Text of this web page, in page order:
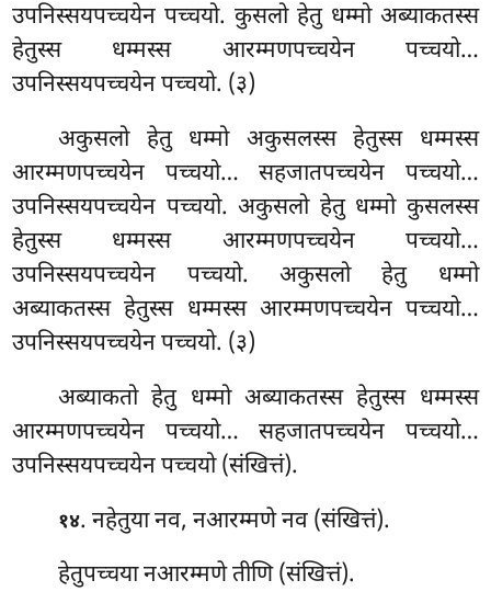
उपनिस्सयपच्चयेन पच्चयो. कुसलो हेतु धम्मो अब्याकतस्स
हेतुस्स धम्मस्स आरम्मणपच्चयेन पच्चयो…
उपनिस्सयपच्चयेन पच्चयो. (३)
अकुसलो हेतु धम्मो अकुसलस्स हेतुस्स धम्मस्स
आरम्मणपच्चयेन पच्चयो… सहजातपच्चयेन पच्चयो…
उपनिस्सयपच्चयेन पच्चयो. अकुसलो हेतु धम्मो कुसलस्स
हेतुस्स धम्मस्स आरम्मणपच्चयेन पच्चयो…
उपनिस्सयपच्चयेन पच्चयो. अकुसलो हेतु धम्मो
अब्याकतस्स हेतुस्स धम्मस्स आरम्मणपच्चयेन पच्चयो…
उपनिस्सयपच्चयेन पच्चयो. (३)
अब्याकतो हेतु धम्मो अब्याकतस्स हेतुस्स धम्मस्स
आरम्मणपच्चयेन पच्चयो… सहजातपच्चयेन पच्चयो…
उपनिस्सयपच्चयेन पच्चयो (संखित्तं).
१४. नहेतुया नव, नआरम्मणे नव (संखित्तं).
हेतुपच्चया नआरम्मणे तीणि (संखित्तं).